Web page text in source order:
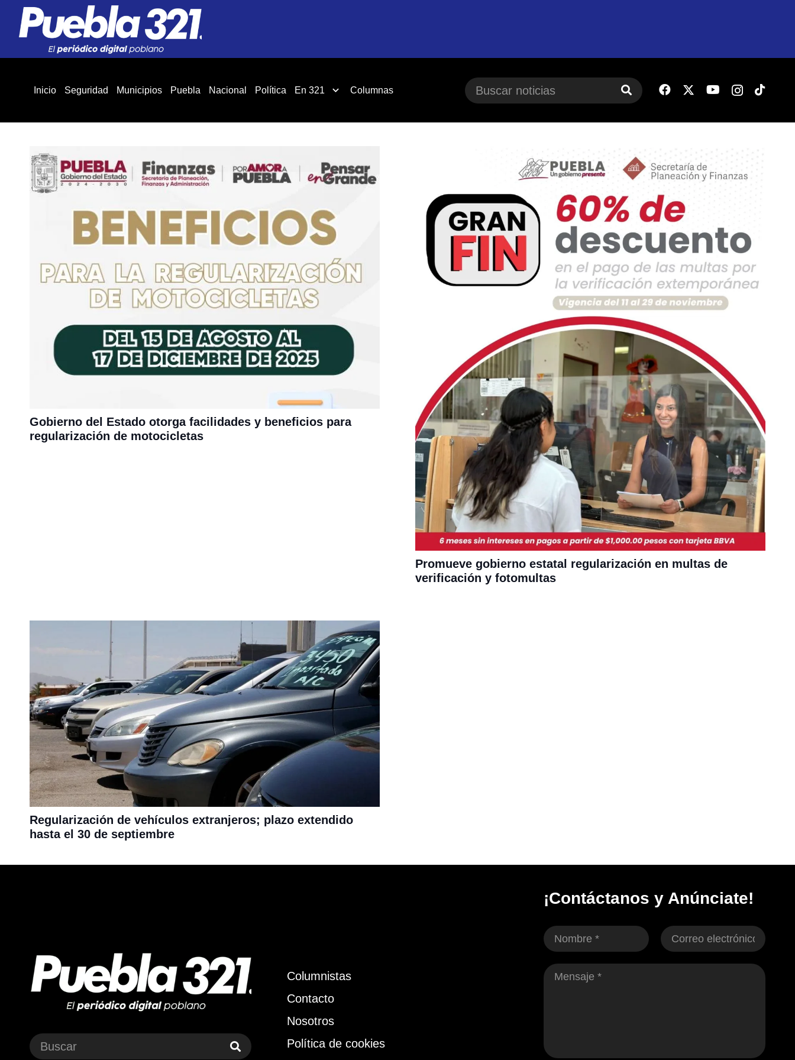
Inicio Seguridad Municipios Puebla Nacional Política En 321 Columnas
Gobierno del Estado otorga facilidades y beneficios para
regularización de motocicletas
Promueve gobierno estatal regularización en multas de
verificación y fotomultas
Regularización de vehículos extranjeros; plazo extendido
hasta el 30 de septiembre
Columnistas
Contacto
Nosotros
Política de cookies
¡Contáctanos y Anúnciate!